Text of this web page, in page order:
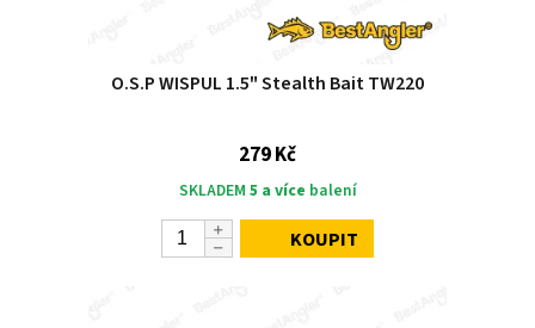
O.S.P WISPUL 1.5" Stealth Bait TW220
279 Kč
SKLADEM 5 a více balení
KOUPIT